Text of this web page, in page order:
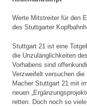
Werte Mitstreiter für den
des Stuttgarter
Stuttgart 21 ist eine
die Unzulänglichkeiten des
Vorhabens sind
Verzweifelt versuchen die
Macher Stuttgart 21 mit
neuen
retten. Doch noch so viele